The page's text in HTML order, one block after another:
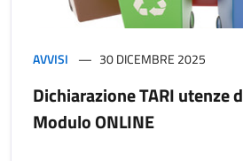
AVVISI 30 DICEMBRE 2025
Dichiarazione TARI utenze
Modulo ONLINE